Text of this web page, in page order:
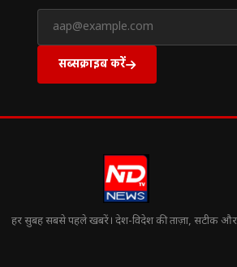
सब्सक्राइब करें
हर सुबह सबसे पहले खबरें। देश-विदेश की ताज़ा, सटीक और